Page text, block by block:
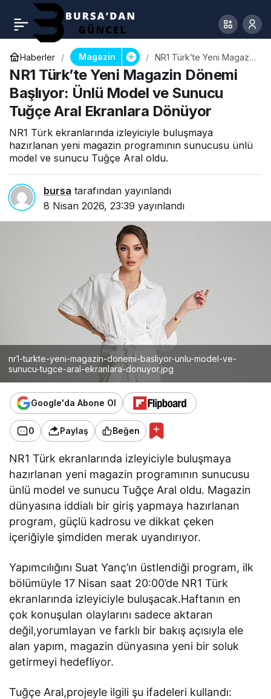
Haberler Magazin
NR1 Türk’te Yeni Magazin
Dönemi Başlıyor: Ünlü
Model ve Sunucu Tuğçe
Aral Ekranlara Dönüyor
NR1 Türk’te Yeni Magazin Dönemi
Başlıyor: Ünlü Model ve Sunucu
Tuğçe Aral Ekranlara Dönüyor
NR1 Türk ekranlarında izleyiciyle buluşmaya
hazırlanan yeni magazin programının sunucusu ünlü
model ve sunucu Tuğçe Aral oldu.
bursa tarafından yayınlandı
8 Nisan 2026, 23:39 yayınlandı
nr1-turkte-yeni-magazin-donemi-basliyor-unlu-model-ve-
sunucu-tugce-aral-ekranlara-donuyor.jpg
Google'da Abone Ol
0 Paylaş Beğen
NR1 Türk ekranlarında izleyiciyle buluşmaya
hazırlanan yeni magazin programının sunucusu
ünlü model ve sunucu Tuğçe Aral oldu. Magazin
dünyasına iddialı bir giriş yapmaya hazırlanan
program, güçlü kadrosu ve dikkat çeken
içeriğiyle şimdiden merak uyandırıyor.
Yapımcılığını Suat Yanç’ın üstlendiği program, ilk
bölümüyle 17 Nisan saat 20:00’de NR1 Türk
ekranlarında izleyiciyle buluşacak.Haftanın en
çok konuşulan olaylarını sadece aktaran
değil,yorumlayan ve farklı bir bakış açısıyla ele
alan yapım, magazin dünyasına yeni bir soluk
getirmeyi hedefliyor.
Tuğçe Aral,projeyle ilgili şu ifadeleri kullandı: